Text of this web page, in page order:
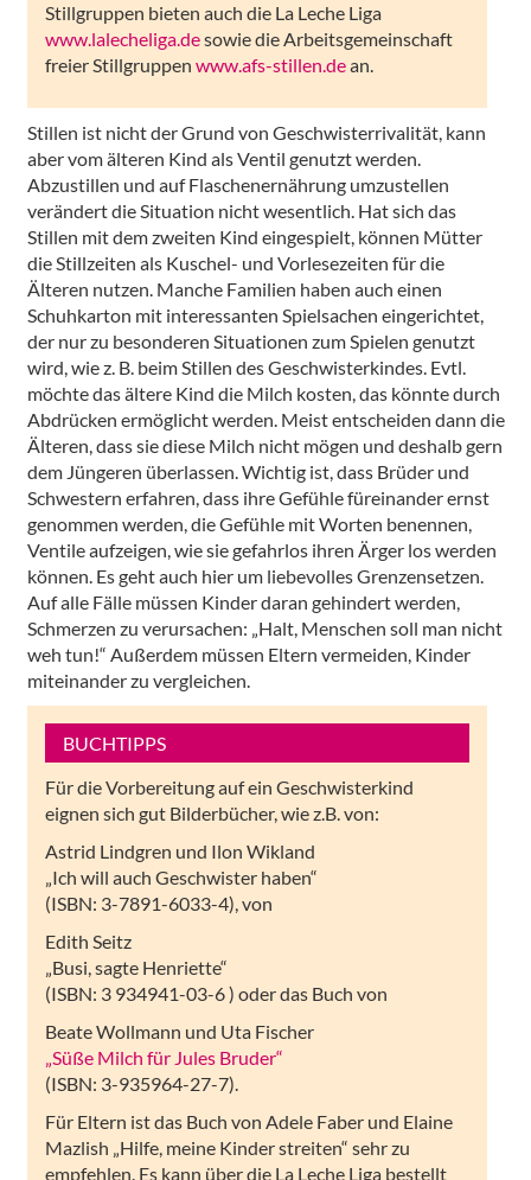
Stillgruppen bieten auch die La Leche Liga
www.lalecheliga.desowie die Arbeitsgemeinschaft
freier Stillgruppen www.afs-stillen.dean.
Stillen ist nicht der Grund von Geschwisterrivalität, kann
aber vom älteren Kind als Ventil genutzt werden.
Abzustillen und auf Flaschenernährung umzustellen
verändert die Situation nicht wesentlich. Hat sich das
Stillen mit dem zweiten Kind eingespielt, können Mütter
die Stillzeiten als Kuschel- und Vorlesezeiten für die
Älteren nutzen. Manche Familien haben auch einen
Schuhkarton mit interessanten Spielsachen eingerichtet,
der nur zu besonderen Situationen zum Spielen genutzt
wird, wie z. B. beim Stillen des Geschwisterkindes. Evtl.
möchte das ältere Kind die Milch kosten, das könnte durch
Abdrücken ermöglicht werden. Meist entscheiden dann die
Älteren, dass sie diese Milch nicht mögen und deshalb gern
dem Jüngeren überlassen. Wichtig ist, dass Brüder und
Schwestern erfahren, dass ihre Gefühle füreinander ernst
genommen werden, die Gefühle mit Worten benennen,
Ventile aufzeigen, wie sie gefahrlos ihren Ärger los werden
können. Es geht auch hier um liebevolles Grenzensetzen.
Auf alle Fälle müssen Kinder daran gehindert werden,
Schmerzen zu verursachen: „Halt, Menschen soll man nicht
weh tun!“ Außerdem müssen Eltern vermeiden, Kinder
miteinander zu vergleichen.
BUCHTIPPS
Für die Vorbereitung auf ein Geschwisterkind
eignen sich gut Bilderbücher, wie z.B. von:
Astrid Lindgren und Ilon Wikland
„Ich will auch Geschwister haben“
(ISBN: 3-7891-6033-4), von
Edith Seitz
„Busi, sagte Henriette“
(ISBN: 3 934941-03-6 ) oder das Buch von
Beate Wollmann und Uta Fischer
„Süße Milch für Jules Bruder“
(ISBN: 3-935964-27-7).
Für Eltern ist das Buch von Adele Faber und Elaine
Mazlish „Hilfe, meine Kinder streiten“ sehr zu
empfehlen. Es kann über die La Leche Liga bestellt